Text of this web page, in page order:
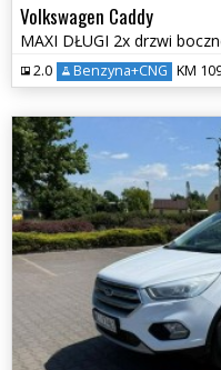
Volkswagen Caddy
2.0 Benzyna+CNG KM